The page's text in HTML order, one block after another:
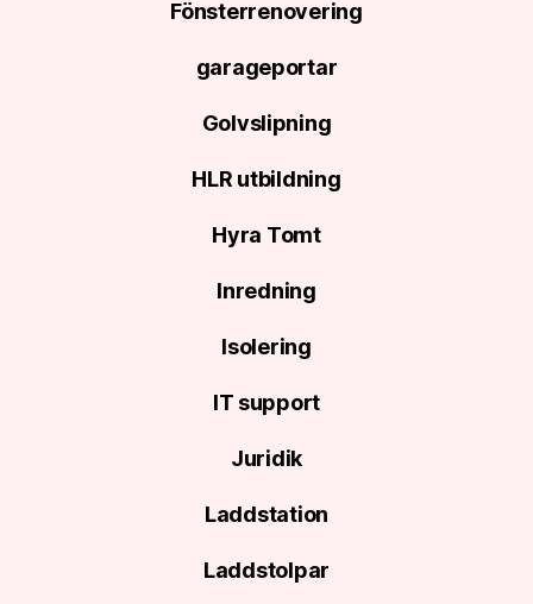
Fönsterrenovering
garageportar
Golvslipning
HLR utbildning
Hyra Tomt
Inredning
Isolering
IT support
Juridik
Laddstation
Laddstolpar